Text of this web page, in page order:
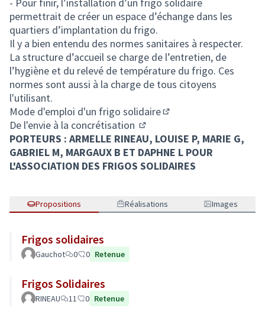
permettrait de créer un espace d’échange dans les
quartiers d’implantation du frigo.
Il y a bien entendu des normes sanitaires à respecter.
La structure d’accueil se charge de l’entretien, de
l’hygiène et du relevé de température du frigo. Ces
normes sont aussi à la charge de tous citoyens
l'utilisant.
Mode d'emploi d'un frigo solidaire
De l'envie à la concrétisation
(Lien externe)
PORTEURS : ARMELLE RINEAU, LOUISE P, MARIE G,
GABRIEL M, MARGAUX B ET DAPHNE L POUR
L'ASSOCIATION DES FRIGOS SOLIDAIRES
Propositions Réalisations Images
Frigos solidaires
Gauchot 0 0 Retenue
Frigos Solidaires
RINEAU 11 0 Retenue